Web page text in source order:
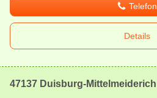
Telefon
Details
47137 Duisburg-Mittelmeiderich